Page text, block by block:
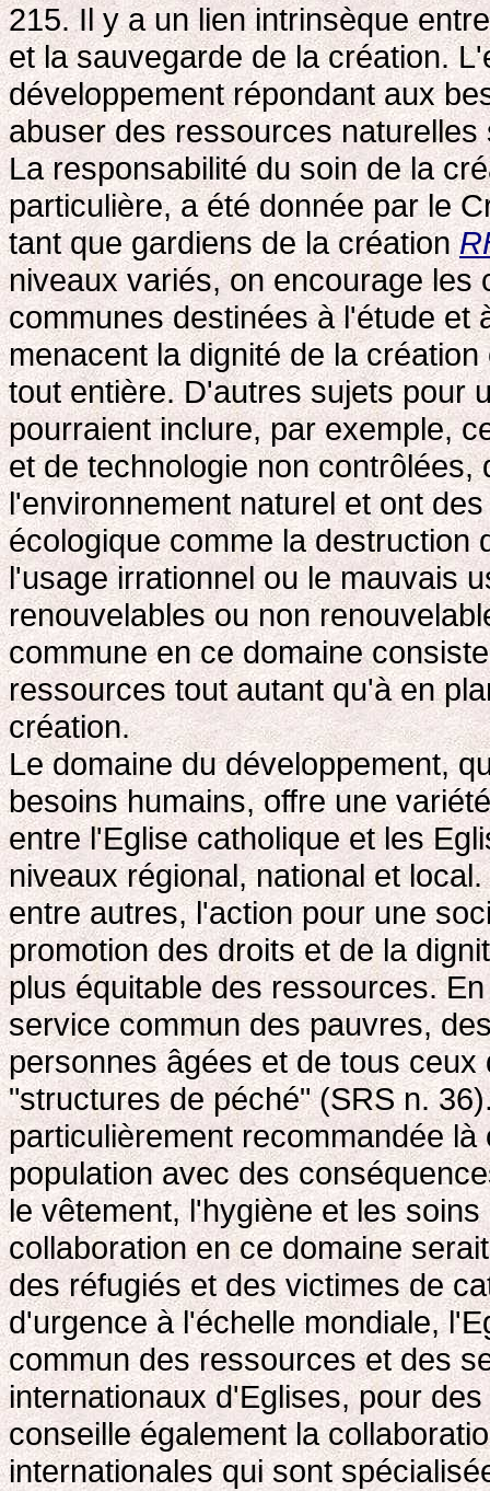
215. Il y a un lien intrinsèque
et la sauvegarde de la création.
développement répondant aux
abuser des ressources
La responsabilité du soin de la
particulière, a été donnée par le
tant que gardiens de la création
niveaux variés, on encourage les
communes destinées à l'étude et
menacent la dignité de la
tout entière. D'autres sujets pour
pourraient inclure, par exemple,
et de technologie non contrôlées,
l'environnement naturel et ont
écologique comme la destruction
l'usage irrationnel ou le mauvais
renouvelables ou non
commune en ce domaine
ressources tout autant qu'à en
création.
Le domaine du développement,
besoins humains, offre une
entre l'Eglise catholique et les
niveaux régional, national et
entre autres, l'action pour une
promotion des droits et de la
plus équitable des ressources.
service commun des pauvres,
personnes âgées et de tous
"structures de péché" (SRS n.
particulièrement recommandée
population avec des
le vêtement, l'hygiène et les
collaboration en ce domaine
des réfugiés et des victimes de
d'urgence à l'échelle mondiale,
commun des ressources et des
internationaux d'Eglises, pour
conseille également la
internationales qui sont